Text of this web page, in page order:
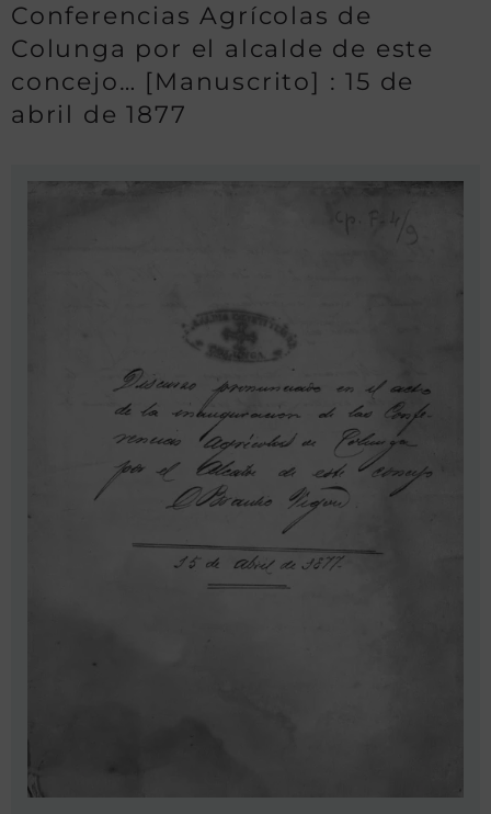
Conferencias Agrícolas de
Colunga por el alcalde de este
concejo… [Manuscrito] : 15 de
abril de 1877